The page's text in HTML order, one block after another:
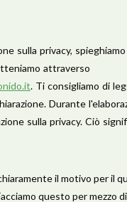
sulla privacy,
attraverso
. Ti consigliamo di
Durante
sulla privacy. Ciò
il motivo per il
questo per mezzo